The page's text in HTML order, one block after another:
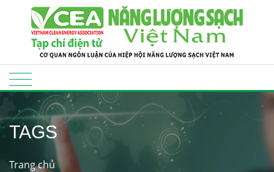
TAGS
Trang chủ